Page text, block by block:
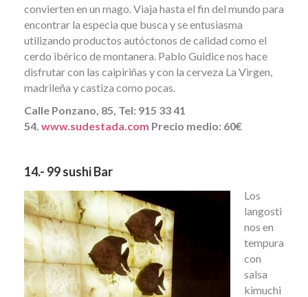
convierten en un mago. Viaja hasta el fin del mundo para
encontrar la especia que busca y se entusiasma
utilizando productos autóctonos de calidad como el
cerdo ibérico de montanera. Pablo Guidice nos hace
disfrutar con las caipiriñas y con la cerveza La Virgen,
madrileña y castiza como pocas.
Calle Ponzano, 85, Tel: 915 33 41
54. www.sudestada.com Precio medio: 60€
14.- 99 sushi Bar
Los
langosti
nos en
tempura
con
salsa
kimuchi